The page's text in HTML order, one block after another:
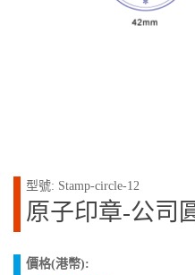
型號: Stamp-circle-12
原子印章-公司
價格(港幣):